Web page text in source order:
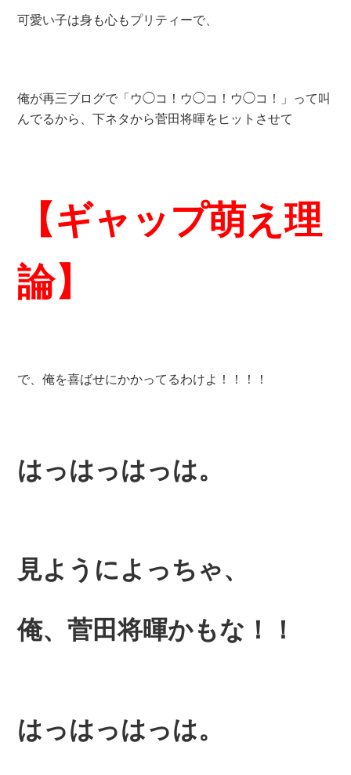
可愛い子は身も心もプリティーで、
俺が再三ブログで「ウ◯コ！ウ◯コ！ウ◯コ！」 って叫
んでるから、下ネタから菅田将暉をヒットさせて
【ギャップ萌え理
論】
で、俺を喜ばせにかかってるわけよ！！！！
はっはっはっは。
見ようによっちゃ、
俺、菅田将暉かもな！！
はっはっはっは。